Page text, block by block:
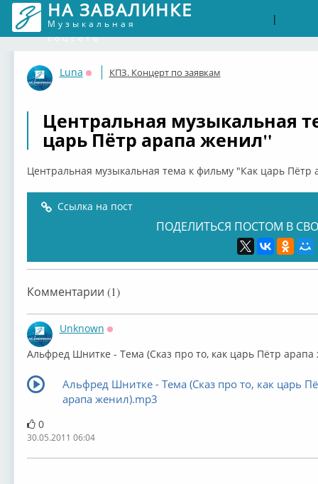
НА ЗАВАЛИНКЕ
Музыкальная
соцсеть
|
Luna
Оффлайн
КПЗ. Концерт по заявкам
Центральная музыкальная
царь Пётр арапа женил"
Центральная музыкальная тема к фильму "Как царь Пётр
Ссылка на пост
ПОДЕЛИТЬСЯ ПОСТОМ В
Комментарии (1)
Unknown
Альфред Шнитке - Тема (Сказ про то, как царь Пётр арапа
Альфред Шнитке - Тема (Сказ про то, как царь
арапа женил).mp3
0
30.05.2011 06:04